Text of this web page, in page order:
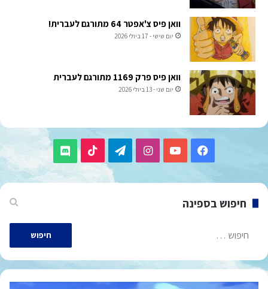
וואן פיס צ'אפטר 64 מתורגם לעברית!
יום שישי - 17 ביולי 2026
וואן פיס פרק 1169 מתורגם לעברית
יום שני - 13 ביולי 2026
Facebook
YouTube
Instagram
Telegram
TikTok
Discord
חיפוש בספינה
חיפוש: